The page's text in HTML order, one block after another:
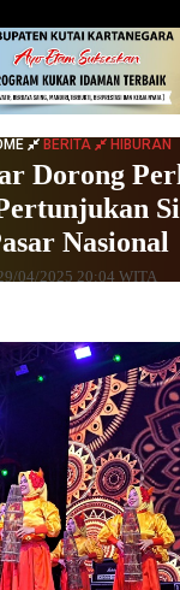
BERITA HIBURAN
Dorong
Nasional
04/2025 20:04 WITA